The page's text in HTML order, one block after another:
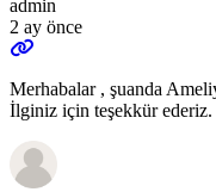
admin
2 ay önce
Merhabalar , şuanda
İlginiz için teşekkür ederiz.